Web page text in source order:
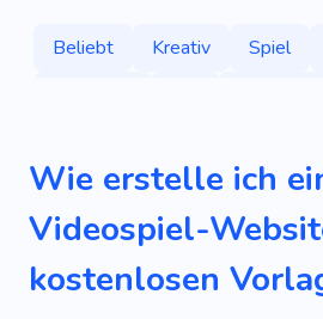
Beliebt Kreativ Spiel
Informativ
Monster
Handyspiele
Questraum
Grafik
Freizeit
Wie erstelle ich
Videospiel-
kostenlosen